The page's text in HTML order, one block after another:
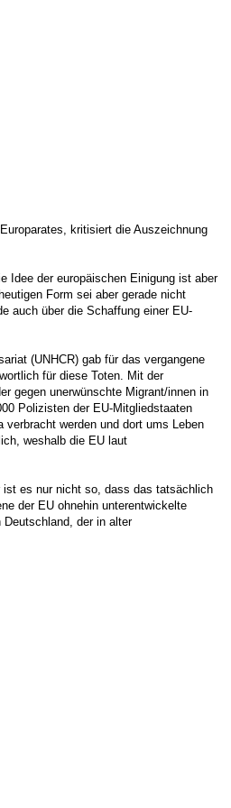
kritisiert die Auszeichnung
Idee der europäischen Einigung ist aber
Form sei aber gerade nicht
auch über die Schaffung einer EU-
(UNHCR) gab für das vergangene
für diese Toten. Mit der
gegen unerwünschte Migrant/innen in
Polizisten der EU-Mitgliedstaaten
werden und dort ums Leben
weshalb die EU laut
ist es nur nicht so, dass das tatsächlich
der EU ohnehin unterentwickelte
der in alter